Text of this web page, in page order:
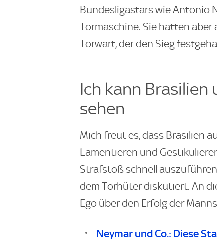
Bundesligastars wie Antonio
Tormaschine. Sie hatten aber
Torwart, der den Sieg
Ich kann
sehen
Mich freut es, dass Brasilien
Lamentieren und
Strafstoß schnell
dem Torhüter diskutiert. An
Ego über den Erfolg der
Neymar und Co.: Diese